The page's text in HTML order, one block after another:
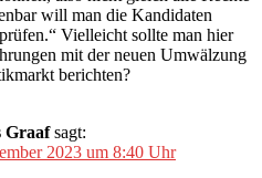
will man die Kandidaten
Vielleicht sollte man hier
mit der neuen Umwälzung
berichten?
Graaf sagt:
2023 um 8:40 Uhr